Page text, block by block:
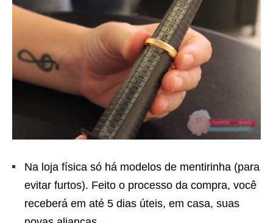
Na loja física só há modelos de mentirinha (para
evitar furtos). Feito o processo da compra, você
receberá em até 5 dias úteis, em casa, suas